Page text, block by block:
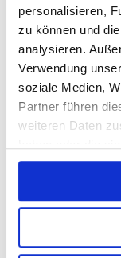
personalisieren,
zu können und
analysieren.
Verwendung
soziale Medien,
Partner führen
weiteren Daten
gesammelt haben.